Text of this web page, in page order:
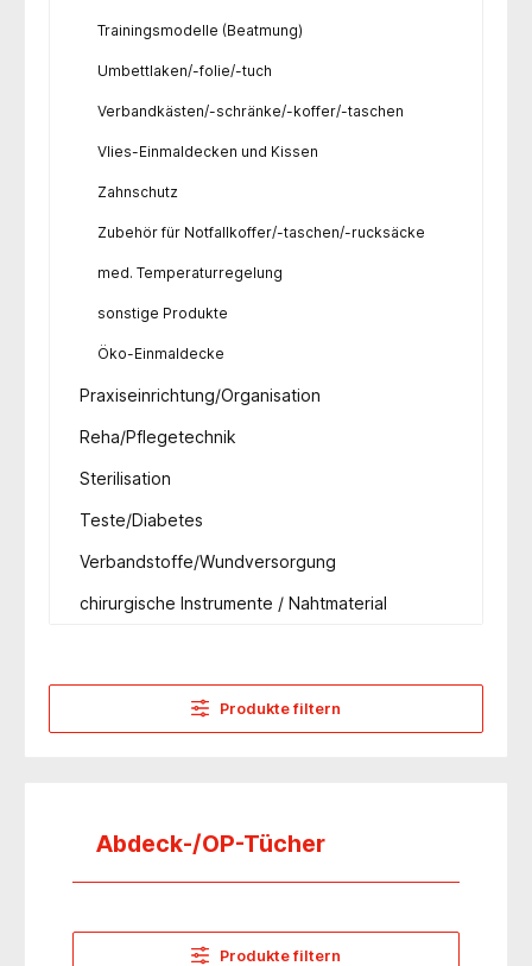
Trainingsmodelle (Beatmung)
Umbettlaken/-folie/-tuch
Verbandkästen/-schränke/-koffer/-taschen
Vlies-Einmaldecken und Kissen
Zahnschutz
Zubehör für Notfallkoffer/-taschen/-rucksäcke
med. Temperaturregelung
sonstige Produkte
Öko-Einmaldecke
Praxiseinrichtung/Organisation
Reha/Pflegetechnik
Sterilisation
Teste/Diabetes
Verbandstoffe/Wundversorgung
chirurgische Instrumente / Nahtmaterial
Produkte filtern
Abdeck-/OP-Tücher
Produkte filtern